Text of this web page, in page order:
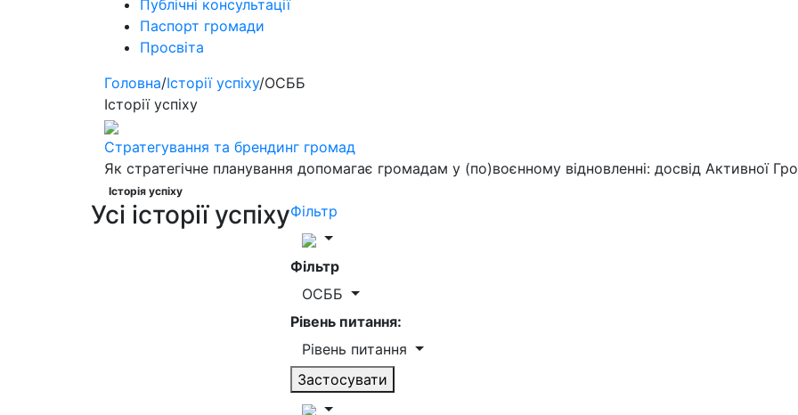
Публічні консультації
Паспорт громади
Просвіта
Головна/Історії успіху/ОСББ
Історії успіху
Стратегування та брендинг громад
Як стратегічне планування допомагає громадам у (по)воєнному відновленні: досвід Активної
Історія успіху
Усі історії успіхуФільтр
Фільтр
ОСББ
Рівень питання:
Рівень питання
Застосувати